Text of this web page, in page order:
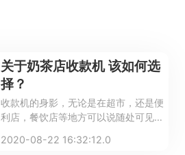
关于奶茶店收款机 该如何选
择？
收款机的身影，无论是在超市，还是便
利店，餐饮店等地方可以说随处可见，
率，而且还拥有许多功能。
2020-08-22 16:32:12.0